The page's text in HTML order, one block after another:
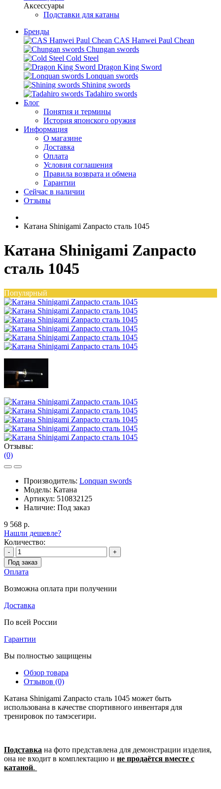
Аксессуары
Подставки для катаны
Бренды
CAS Hanwei Paul Chean
Chungan swords
Cold Steel
Dragon King Sword
Lonquan swords
Shining swords
Tadahiro swords
Блог
Понятия и термины
История японского оружия
Информация
О магазине
Доставка
Оплата
Условия соглашения
Правила возврата и обмена
Гарантии
Сейчас в наличии
Отзывы
Катана Shinigami Zanpacto сталь 1045
Катана Shinigami Zanpacto
сталь 1045
Популярный
Отзывы:
(0)
Производитель: Lonquan swords
Модель: Катана
Артикул: 510832125
Наличие: Под заказ
9 568 р.
Нашли дешевле?
Количество:
-
+
Под заказ
Оплата
Возможна оплата при получении
Доставка
По всей России
Гарантии
Вы полностью защищены
Обзор товара
Отзывов (0)
Катана Shinigami Zanpacto сталь 1045 может быть
использована в качестве спортивного инвентаря для
тренировок по тамэсегири.
Подставка на фото представлена для демонстрации изделия,
она не входит в комплектацию и не продаётся вместе с
катаной.